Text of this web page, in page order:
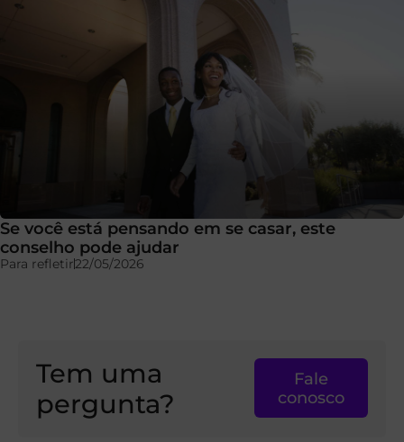
Se você está pensando em se casar, este
conselho pode ajudar
Para refletir22/05/2026
Tem uma
pergunta?
Fale
conosco